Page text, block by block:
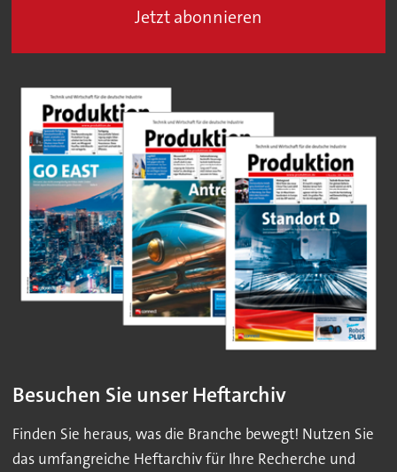
Jetzt abonnieren
Besuchen Sie unser Heftarchiv
Finden Sie heraus, was die Branche bewegt! Nutzen Sie
das umfangreiche Heftarchiv für Ihre Recherche und